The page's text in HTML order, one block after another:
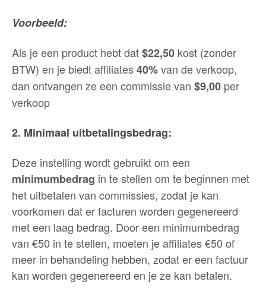
Voorbeeld:
Als je een product hebt dat$22,50 kost (zonder
BTW) en je biedt affiliates40%van de verkoop,
dan ontvangen ze een commissie van $9,00 per
verkoop
2. Minimaal uitbetalingsbedrag:
Deze instelling wordt gebruikt om een
minimumbedrag in te stellen om te beginnen met
het uitbetalen van commissies, zodat je kan
voorkomen dat er facturen worden gegenereerd
met een laag bedrag. Door een minimumbedrag
van €50 in te stellen, moeten je affiliates €50 of
meer in behandeling hebben, zodat er een factuur
kan worden gegenereerd en je ze kan betalen.